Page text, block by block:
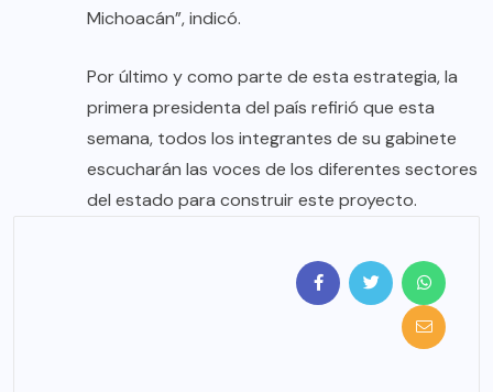
Michoacán”, indicó.
Por último y como parte de esta estrategia, la
primera presidenta del país refirió que esta
semana, todos los integrantes de su gabinete
escucharán las voces de los diferentes sectores
del estado para construir este proyecto.